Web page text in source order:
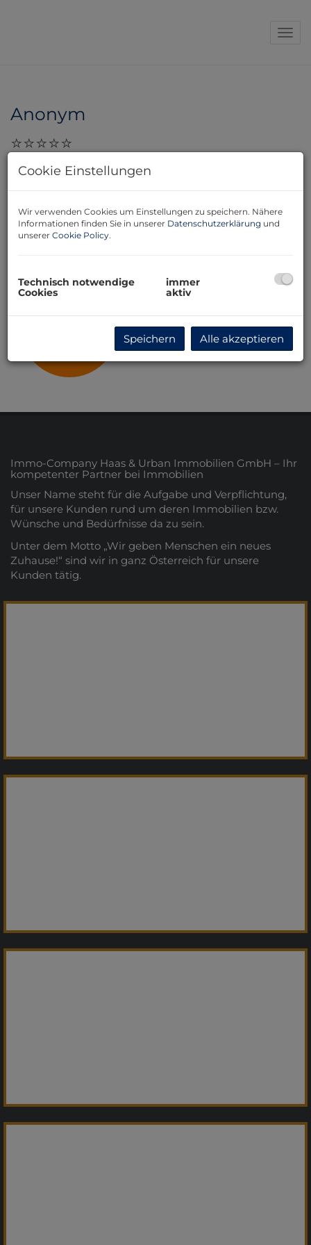
Anonym
28.11.2023, 17:36
bedanken! Nicht zu viel und nicht zu wenig, aber alles
präzise, klar und leicht verständlich.
Immo-Company Haas & Urban Immobilien GmbH – Ihr
kompetenter Partner bei Immobilien
Unser Name steht für die Aufgabe und Verpflichtung,
für unsere Kunden rund um deren Immobilien bzw.
Wünsche und Bedürfnisse da zu sein.
Unter dem Motto „Wir geben Menschen ein neues
Zuhause!“ sind wir in ganz Österreich für unsere
Kunden tätig.
Cookie Einstellungen
Wir verwenden Cookies um Einstellungen zu speichern. Nähere
Informationen finden Sie in unserer Datenschutzerklärung und
unserer Cookie Policy.
Technisch notwendige
Cookies
immer
aktiv
Speichern Alle akzeptieren